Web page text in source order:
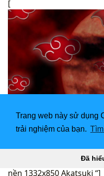
Trang web này sử dụng
trải nghiệm của bạn.
Đã
[
Hình nền máy tính để
https://
nền 1332x850 Akatsuki “]